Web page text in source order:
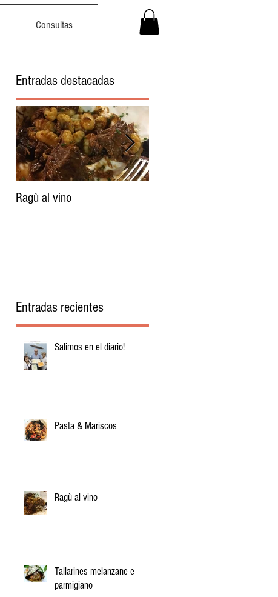
Consultas
Entradas destacadas
Ragù al vino
Entradas recientes
Salimos en el diario!
Pasta & Mariscos
Ragù al vino
Tallarines melanzane e
parmigiano